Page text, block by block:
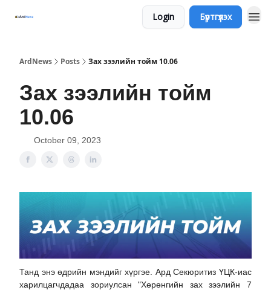
Login Бүртгүүлэх
ArdNews Posts Зах зээлийн тойм 10.06
Зах зээлийн тойм
10.06
October 09, 2023
Танд энэ өдрийн мэндийг хүргэе. Ард Секюритиз ҮЦК-иас
харилцагчдадаа зориулсан "Хөрөнгийн зах зээлийн 7